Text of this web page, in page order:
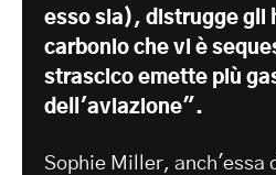
esso sia), distrugge gli
carbonio che vi è
strascico emette più
dell'aviazione".
Sophie Miller, anch'essa